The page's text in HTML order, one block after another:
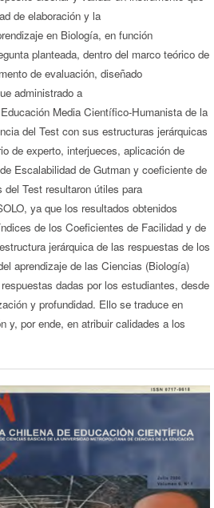
de elaboración y la
en Biología, en función
planteada, dentro del marco teórico de
de evaluación, diseñado
administrado a
Media Científico-Humanista de la
del Test con sus estructuras jerárquicas
de experto, interjueces, aplicación de
Escalabilidad de Gutman y coeficiente de
Test resultaron útiles para
ya que los resultados obtenidos
de los Coeficientes de Facilidad y de
jerárquica de las respuestas de los
aprendizaje de las Ciencias (Biología)
dadas por los estudiantes, desde
y profundidad. Ello se traduce en
y, por ende, en atribuir calidades a los